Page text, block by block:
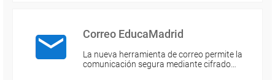
Correo EducaMadrid
La nueva herramienta de correo permite la
comunicación segura mediante cifrado…